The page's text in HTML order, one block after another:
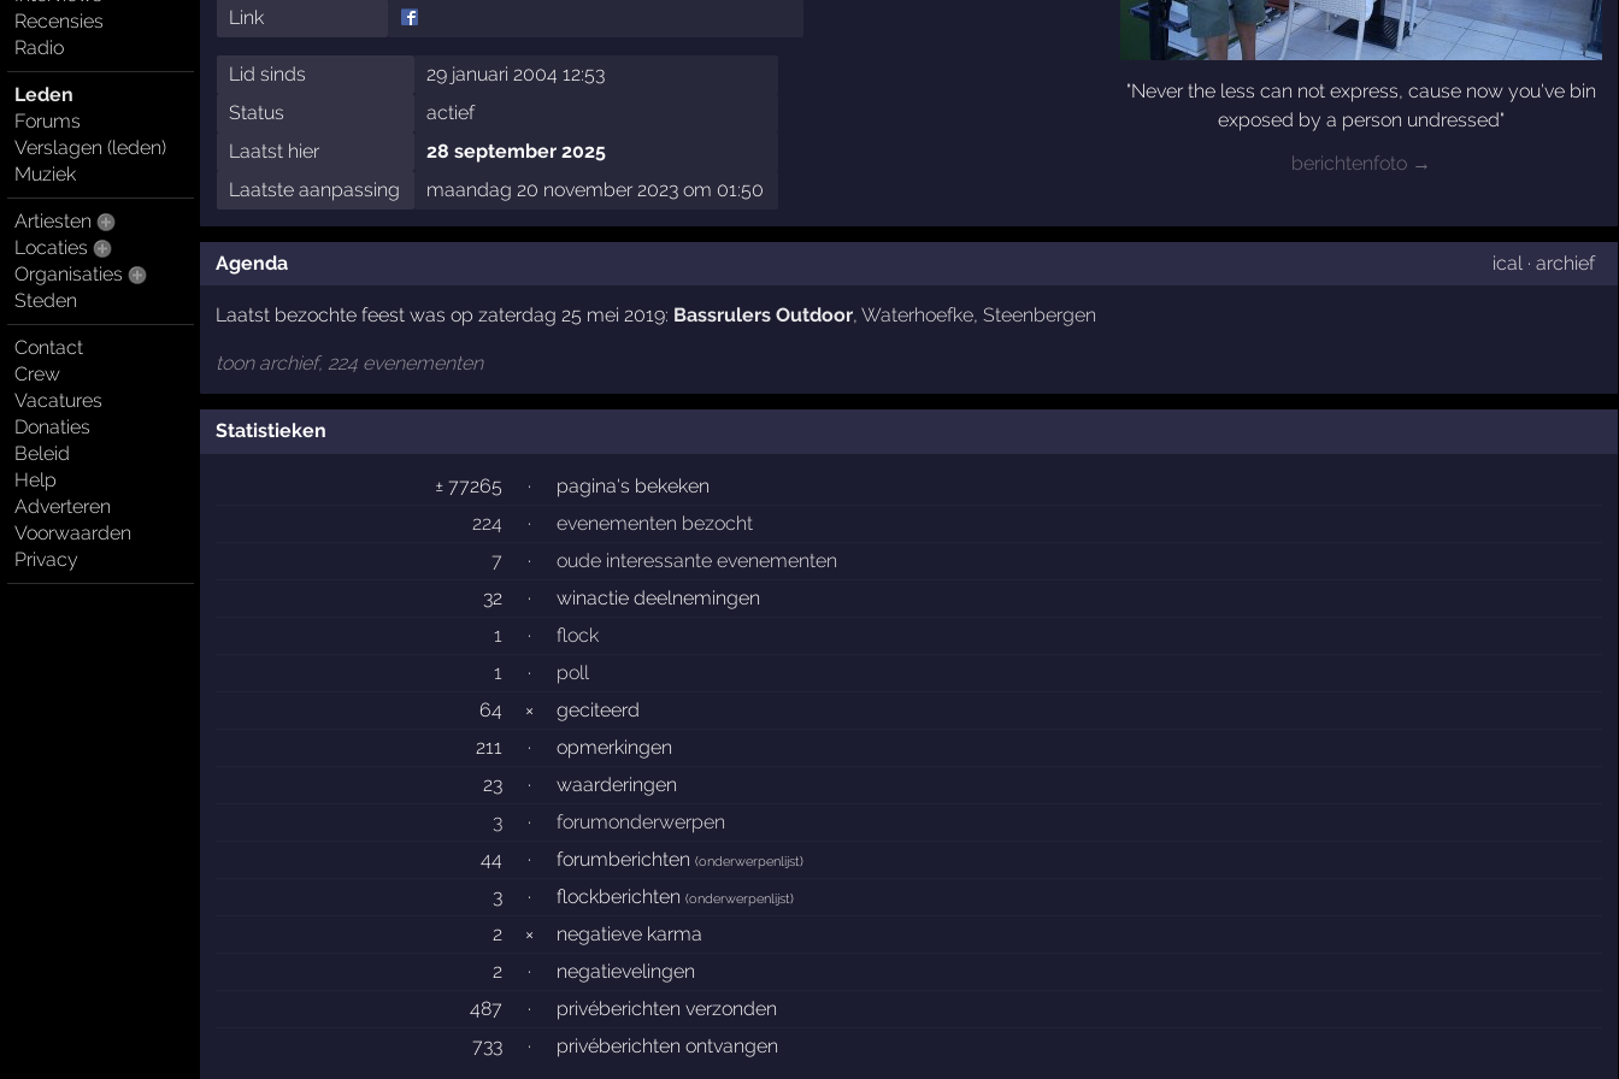
Recensies
Radio
Leden
Forums
Verslagen (leden)
Muziek
Artiesten
Locaties
Organisaties
Steden
Contact
Crew
Vacatures
Donaties
Beleid
Help
Adverteren
Voorwaarden
Privacy
"Never the less can not express, cause now you've bin
exposed by a person undressed"
berichtenfoto →
Link
Lid sinds
29 januari 2004 12:53
Status
actief
Laatst hier
28 september 2025
Laatste aanpassing
maandag 20 november 2023 om 01:50
Agenda ical· archief
Laatst bezochte feest was op zaterdag 25 mei 2019: Bassrulers Outdoor, Waterhoefke, Steenbergen
toon archief, 224 evenementen
Statistieken
± 77265 ·
pagina's bekeken
224
·
evenementen bezocht
7
·
oude interessante evenementen
32
·
winactie deelnemingen
1
·
flock
1
·
poll
64
×
geciteerd
211
·
opmerkingen
23
·
waarderingen
3
·
forumonderwerpen
44
· forumberichten(onderwerpenlijst)
3 · flockberichten(onderwerpenlijst)
2 ×
negatieve karma
2
·
negatievelingen
487
·
privéberichten verzonden
733
· privéberichten ontvangen